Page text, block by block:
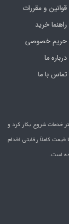
قوانین و مقررات
راهنما خرید
حریم خصوصی
درباره ما
تماس با ما
هر چه بهتر خدمات شروع بکار کرد و
قیمت کاملاَ رقابتی اقدام
است.